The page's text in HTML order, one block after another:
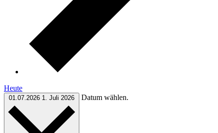
Heute
01.07.2026 1. Juli 2026 Datum wählen.